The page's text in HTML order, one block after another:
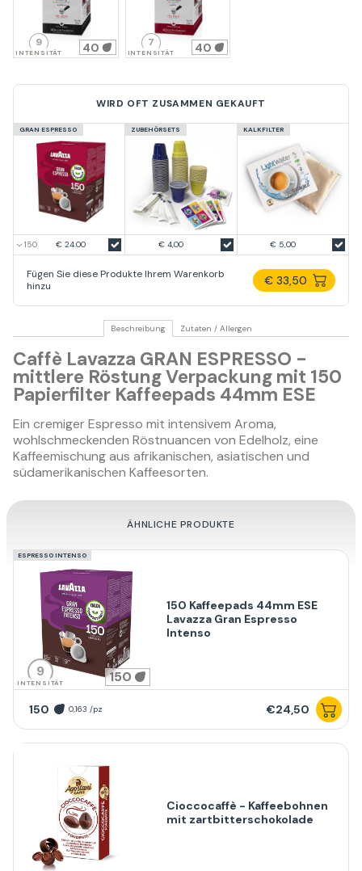
9
INTENSITÄT 40 7
INTENSITÄT 40
WIRD OFT ZUSAMMEN GEKAUFT
GRAN ESPRESSO
€ 24.00
ZUBEHÖRSETS
€ 4,00
KALKFILTER
€ 5,00
Fügen Sie diese Produkte Ihrem Warenkorb
hinzu
€ 33,50
Beschreibung Zutaten / Allergen
Caffè Lavazza GRAN ESPRESSO -
mittlere Röstung Verpackung mit 150
Papierfilter Kaffeepads 44mm ESE
Ein cremiger Espresso mit intensivem Aroma,
wohlschmeckenden Röstnuancen von Edelholz, eine
Kaffeemischung aus afrikanischen, asiatischen und
südamerikanischen Kaffeesorten.
ÄHNLICHE PRODUKTE
ESPRESSO INTENSO
9
INTENSITÄT 150
150 Kaffeepads 44mm ESE
Lavazza Gran Espresso
Intenso
150 0,163 /pz €24,50
Cioccocaffè - Kaffeebohnen
mit zartbitterschokolade